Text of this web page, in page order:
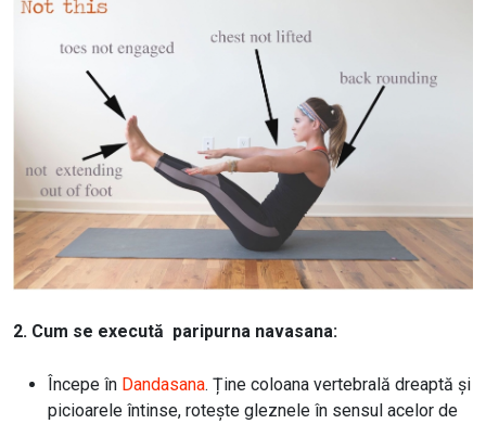
2. Cum se execută paripurna navasana:
Începe în Dandasana. Ține coloana vertebrală dreaptă și
picioarele întinse, rotește gleznele în sensul acelor de